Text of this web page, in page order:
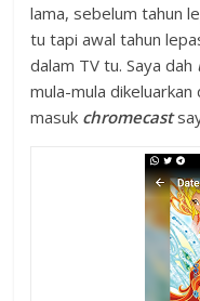
lama, sebelum tahun
tu tapi awal tahun
dalam TV tu. Saya dah
mula-mula dikeluarkan
masuk chromecast